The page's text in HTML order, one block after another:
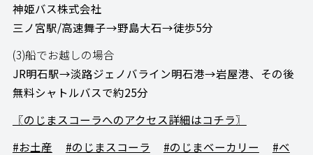
神姫バス株式会社
三ノ宮駅/高速舞子→野島大石→徒歩5分
(3)船でお越しの場合
JR明石駅→淡路ジェノバライン明石港→岩屋港、その後
無料シャトルバスで約25分
〖のじまスコーラへのアクセス詳細はコチラ〗
#お土産
#のじまスコーラ #のじまベーカリー
#ベ